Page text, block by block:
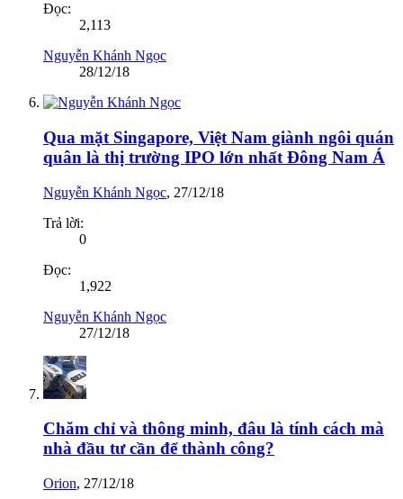
Đọc:
2,113
Nguyễn Khánh Ngọc
28/12/18
Qua mặt Singapore, Việt Nam giành ngôi quán
quân là thị trường IPO lớn nhất Đông Nam Á
Nguyễn Khánh Ngọc, 27/12/18
Trả lời:
0
Đọc:
1,922
Nguyễn Khánh Ngọc
27/12/18
Chăm chỉ và thông minh, đâu là tính cách mà
nhà đầu tư cần để thành công?
Orion, 27/12/18